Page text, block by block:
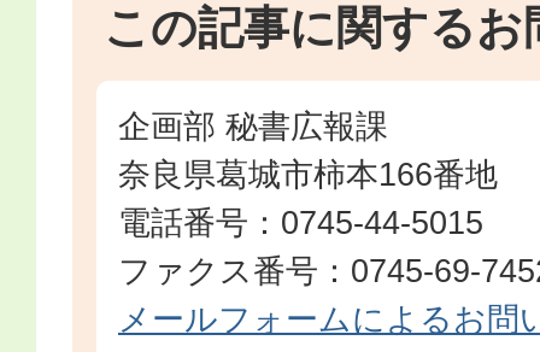
この記事に関するお
企画部 秘書広報課
奈良県葛城市柿本166番地
電話番号：0745-44-5015
ファクス番号：0745-69-
メールフォームによるお問